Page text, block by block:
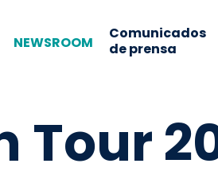
NEWSROOM
Comunicados
de prensa
Tour